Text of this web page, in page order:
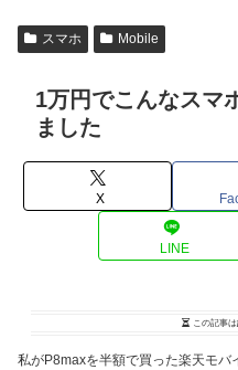
スマホ Mobile
1万円でこんなスマ
ました
X
LINE
この記事は
私がP8maxを半額で買った楽天モバ